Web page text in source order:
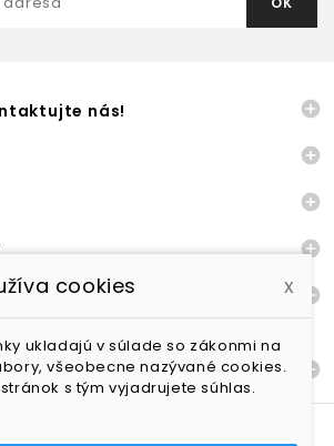
nás! 




zboží 
cookies x
ukladajú v súlade so zákonmi na
všeobecne nazývané cookies.
s tým vyjadrujete súhlas.